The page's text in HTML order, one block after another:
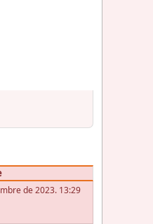
de 2023. 13:29